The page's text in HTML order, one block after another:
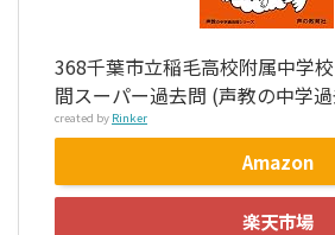
368千葉市立稲毛高校附属中学
間スーパー過去問 (声教の中学
created by Rinker
Amazon
楽天市場